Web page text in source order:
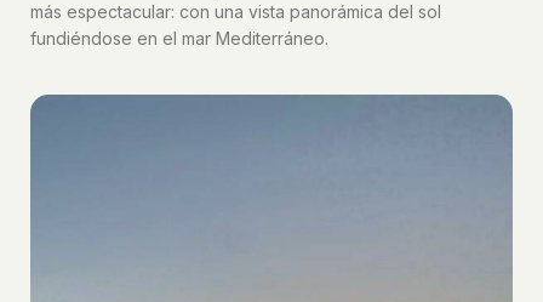
más espectacular: con una vista panorámica del sol
fundiéndose en el mar Mediterráneo.